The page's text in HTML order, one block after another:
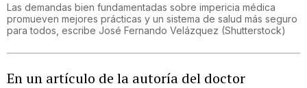
Las demandas bien fundamentadas sobre impericia médica
promueven mejores prácticas y un sistema de salud más seguro
para todos, escribe José Fernando Velázquez (Shutterstock)
En un artículo de la autoría del doctor